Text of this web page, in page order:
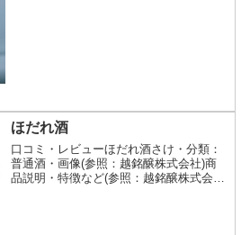
ほだれ酒
口コミ・レビューほだれ酒さけ・分類：
普通酒・画像(参照：越銘醸株式会社)商
品説明・特徴など(参照：越銘醸株式会